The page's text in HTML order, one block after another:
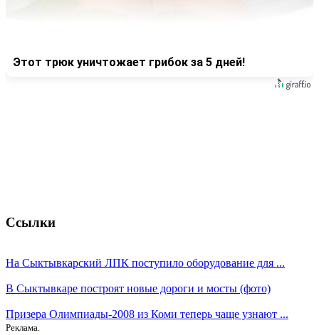
Этот трюк уничтожает грибок за 5 дней!
Ссылки
На Сыктывкарский ЛПК поступило оборудование для ...
В Сыктывкаре построят новые дороги и мосты (фото)
Призера Олимпиады-2008 из Коми теперь чаще узнают ...
Реклама.